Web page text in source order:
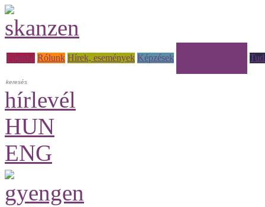
Főoldal Rólunk Hírek, események Képzések
hírlevél
HUN
ENG